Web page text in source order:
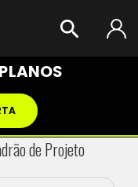
de Projeto